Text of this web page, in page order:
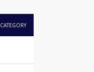
CATEGORY